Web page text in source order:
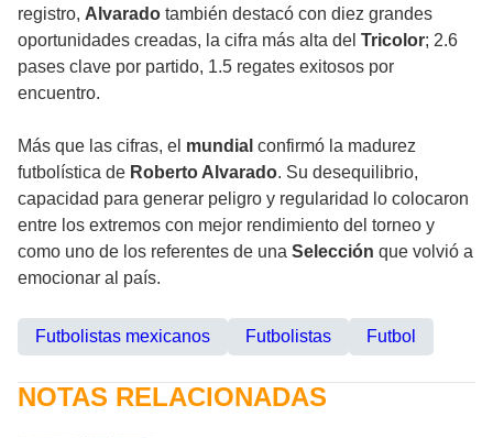
registro, Alvarado también destacó con diez grandes
oportunidades creadas, la cifra más alta del Tricolor; 2.6
pases clave por partido, 1.5 regates exitosos por
encuentro.
Más que las cifras, el mundial confirmó la madurez
futbolística de Roberto Alvarado. Su desequilibrio,
capacidad para generar peligro y regularidad lo colocaron
entre los extremos con mejor rendimiento del torneo y
como uno de los referentes de una Selección que volvió a
emocionar al país.
Futbolistas mexicanos Futbolistas Futbol
NOTAS RELACIONADAS